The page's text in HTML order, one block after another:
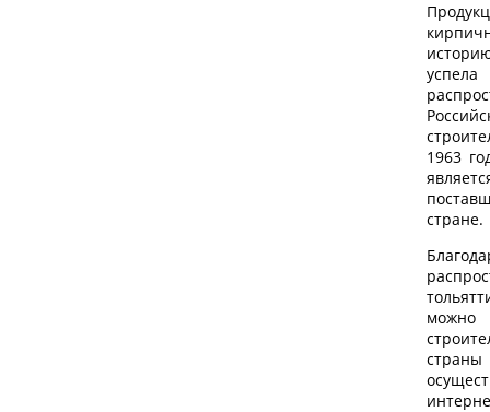
1963
стране.
можно